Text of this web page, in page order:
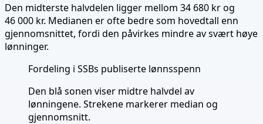
Den midterste halvdelen ligger mellom 34 680 krog
46 000 kr. Medianen er ofte bedre som hovedtall enn
gjennomsnittet, fordi den påvirkes mindre av svært høye
lønninger.
Fordeling i SSBs publiserte lønnsspenn
Den blå sonen viser midtre halvdel av
lønningene. Strekene markerer median og
gjennomsnitt.